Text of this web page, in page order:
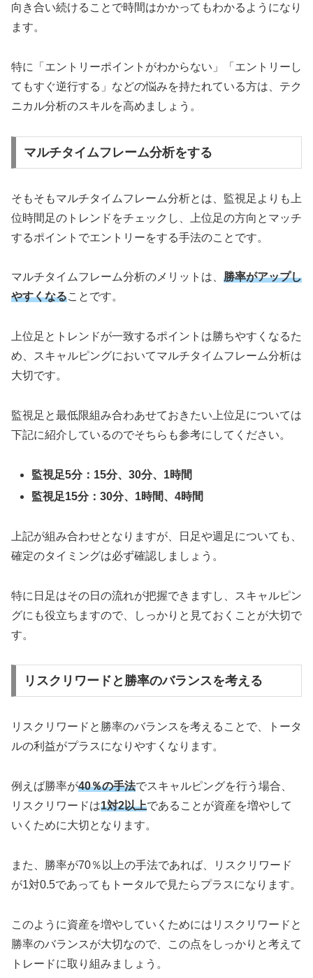
向き合い続けることで時間はかかってもわかるようになり
ます。
特に「エントリーポイントがわからない」「エントリーし
てもすぐ逆行する」などの悩みを持たれている方は、テク
ニカル分析のスキルを高めましょう。
マルチタイムフレーム分析をする
そもそもマルチタイムフレーム分析とは、監視足よりも上
位時間足のトレンドをチェックし、上位足の方向とマッチ
するポイントでエントリーをする手法のことです。
マルチタイムフレーム分析のメリットは、 勝率がアップし
やすくなることです。
上位足とトレンドが一致するポイントは勝ちやすくなるた
め、スキャルピングにおいてマルチタイムフレーム分析は
大切です。
監視足と最低限組み合わあせておきたい上位足については
下記に紹介しているのでそちらも参考にしてください。
監視足5分：15分、30分、1時間
監視足15分：30分、1時間、4時間
上記が組み合わせとなりますが、日足や週足についても、
確定のタイミングは必ず確認しましょう。
特に日足はその日の流れが把握できますし、スキャルピン
グにも役立ちますので、しっかりと見ておくことが大切で
す。
リスクリワードと勝率のバランスを考える
リスクリワードと勝率のバランスを考えることで、トータ
ルの利益がプラスになりやすくなります。
例えば勝率が40％の手法でスキャルピングを行う場合、
リスクリワードは1対2以上であることが資産を増やして
いくために大切となります。
また、勝率が70％以上の手法であれば、リスクリワード
が1対0.5であってもトータルで見たらプラスになります。
このように資産を増やしていくためにはリスクリワードと
勝率のバランスが大切なので、この点をしっかりと考えて
トレードに取り組みましょう。